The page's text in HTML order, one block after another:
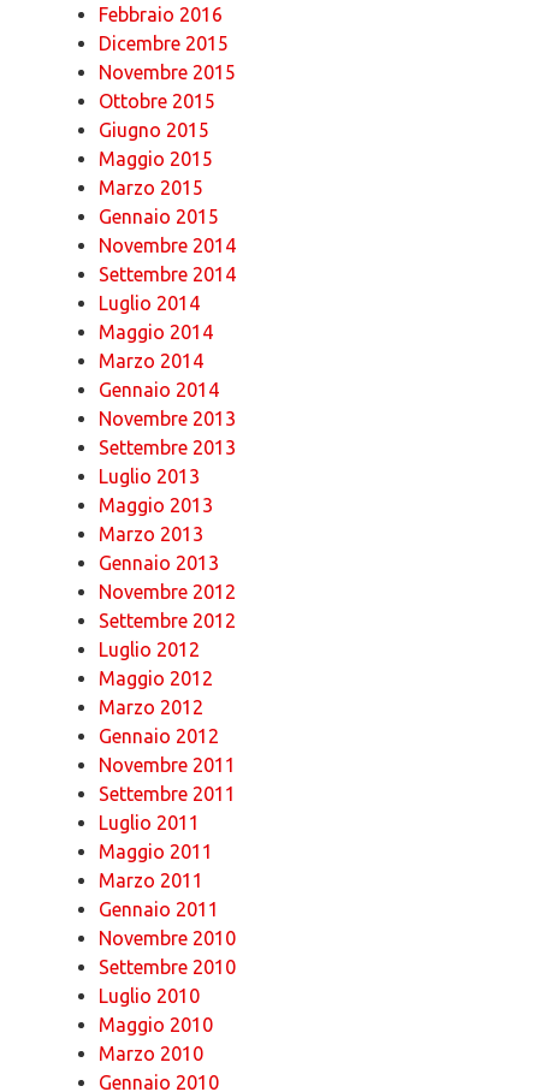
Febbraio 2016
Dicembre 2015
Novembre 2015
Ottobre 2015
Giugno 2015
Maggio 2015
Marzo 2015
Gennaio 2015
Novembre 2014
Settembre 2014
Luglio 2014
Maggio 2014
Marzo 2014
Gennaio 2014
Novembre 2013
Settembre 2013
Luglio 2013
Maggio 2013
Marzo 2013
Gennaio 2013
Novembre 2012
Settembre 2012
Luglio 2012
Maggio 2012
Marzo 2012
Gennaio 2012
Novembre 2011
Settembre 2011
Luglio 2011
Maggio 2011
Marzo 2011
Gennaio 2011
Novembre 2010
Settembre 2010
Luglio 2010
Maggio 2010
Marzo 2010
Gennaio 2010